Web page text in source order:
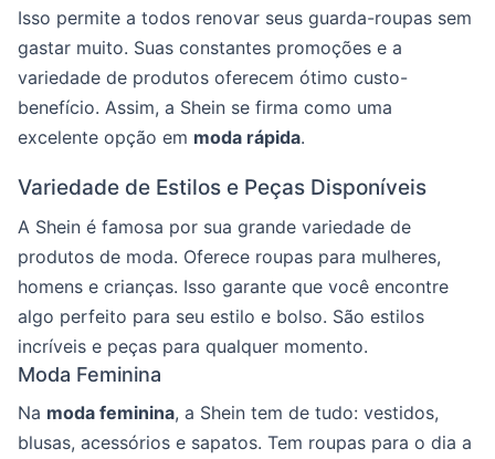
Isso permite a todos renovar seus guarda-roupas sem
gastar muito. Suas constantes promoções e a
variedade de produtos oferecem ótimo custo-
benefício. Assim, a Shein se firma como uma
excelente opção em moda rápida.
Variedade de Estilos e Peças Disponíveis
A Shein é famosa por sua grande variedade de
produtos de moda. Oferece roupas para mulheres,
homens e crianças. Isso garante que você encontre
algo perfeito para seu estilo e bolso. São estilos
incríveis e peças para qualquer momento.
Moda Feminina
Na moda feminina, a Shein tem de tudo: vestidos,
blusas, acessórios e sapatos. Tem roupas para o dia a